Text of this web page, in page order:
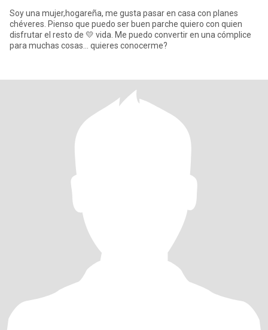
Soy una mujer,hogareña, me gusta pasar en casa con planes
chéveres. Pienso que puedo ser buen parche quiero con quien
disfrutar el resto de 💛 vida. Me puedo convertir en una cómplice
para muchas cosas... quieres conocerme?